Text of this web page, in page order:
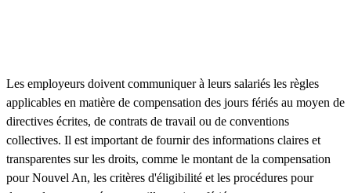
Les employeurs doivent communiquer à leurs salariés les règles
applicables en matière de compensation des jours fériés au moyen de
directives écrites, de contrats de travail ou de conventions
collectives. Il est important de fournir des informations claires et
transparentes sur les droits, comme le montant de la compensation
pour Nouvel An, les critères d'éligibilité et les procédures pour